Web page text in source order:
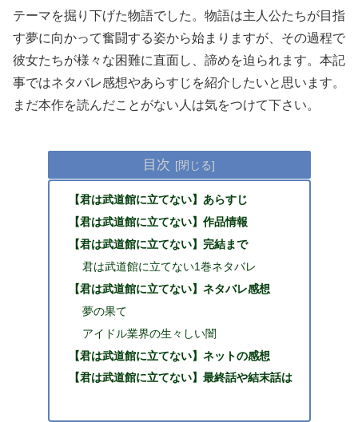
テーマを掘り下げた物語でした。物語は主人公たちが目指
す夢に向かって奮闘する姿から始まりますが、その過程で
彼女たちが様々な困難に直面し、諦めを迫られます。本記
事ではネタバレ感想やあらすじを紹介したいと思います。
まだ本作を読んだことがない人は気をつけて下さい。
目次
【君は武道館に立てない】あらすじ
【君は武道館に立てない】作品情報
【君は武道館に立てない】完結まで
君は武道館に立てない1巻ネタバレ
【君は武道館に立てない】ネタバレ感想
夢の果て
アイドル業界の生々しい闇
【君は武道館に立てない】ネットの感想
【君は武道館に立てない】最終話や結末話は